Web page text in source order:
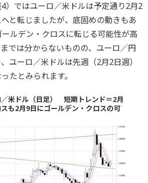
）ではユーロ／米ドルは予定通り2月2
と転じましたが、底固めの動きもあ
ルデン・クロスに転じる可能性が高
では分からないものの、ユーロ／円
ユーロ／米ドルは先週（2月2日週）
たとみられます。
／米ドル（日足） 短期トレンド＝2月
も2月9日にゴールデン・クロスの可